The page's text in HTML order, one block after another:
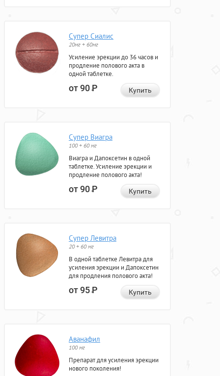
Супер Сиалис
20мг + 60мг
Усиление эрекции до 36 часов и
продление полового акта в
одной таблетке.
от 90Р Купить
Супер Виагра
100 + 60 мг
Виагра и Дапоксетин в одной
таблетке. Усиление эрекции и
продление полового акта!
от 90Р Купить
Супер Левитра
20 + 60 мг
В одной таблетке Левитра для
усиления эрекции и Дапоксетин
для продления полового акта!
от 95Р Купить
Аванафил
100 мг
Препарат для усиления эрекции
нового поколения!